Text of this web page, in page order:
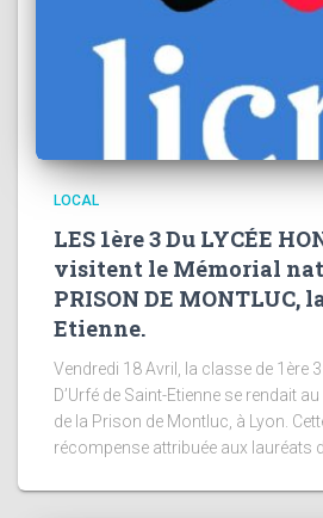
LOCAL
LES 1ère 3 Du LYCÉE
visitent le Mémorial
PRISON DE MONTLUC,
Etienne.
Vendredi 18 Avril, la classe de 1ère
D’Urfé de Saint-Etienne se rendait
de la Prison de Montluc, à Lyon.
récompense attribuée aux lauréats